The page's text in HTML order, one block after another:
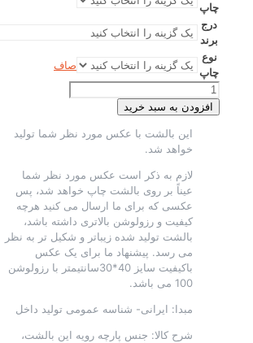
چاپ
درج
برند
نوع
چاپ
صاف
بالشتک
30*40
مخمل
افزودن به سبد خرید
این بالشت با عکس مورد نظر شما تولید
خواهد شد.
لازم به ذکر است عکس مورد نظر شما
عیناً بر روی بالشت چاپ خواهد شد، پس
عکسی که برای ما ارسال می کنید هرچه
کیفیت و رزولوشن بالاتری داشته باشد،
بالشت تولید شده زیباتر و شکیل تر به نظر
می رسد. پیشنهاد ما برای یک عکس
باکیفیت سایز 40*30سانتیمتر با رزولوشن
100 می باشد.
مبدا: ایرانی- شناسه عمومی تولید داخل
شرح کالا: جنس پارچه رویه این بالشت،